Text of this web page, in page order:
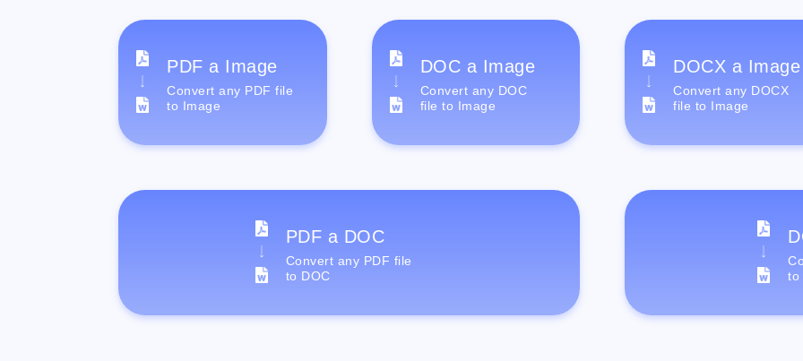
PDF a Image
Convert any PDF file
to Image
DOC a Image
Convert any DOC
file to Image
DOCX a Image
Convert any DOCX
file to Image
PDF a DOC
Convert any PDF file
to DOC
to